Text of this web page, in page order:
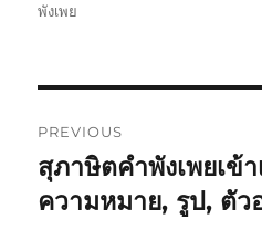
พังเพย
PREVIOUS
สุภาษิตคำพังเพยเข้
ความหมาย, รูป, ตัว